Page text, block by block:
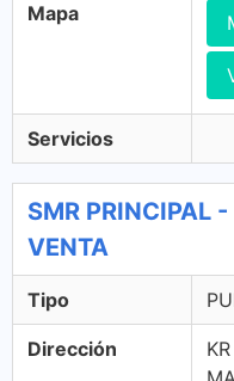
Mapa
Servicios
SMR PRINCIPAL
VENTA
Tipo
Dirección